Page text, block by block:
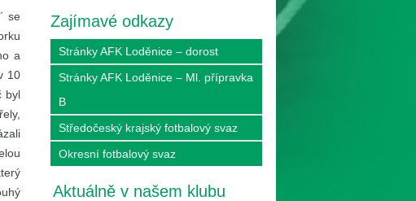
se
a
10
byl
Zajímavé odkazy
Stránky AFK Loděnice – dorost
Stránky AFK Loděnice – Ml. přípravka
B
Středočeský krajský fotbalový svaz
Okresní fotbalový svaz
Aktuálně v našem klubu